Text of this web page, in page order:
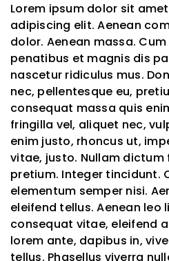
Lorem ipsum dolor sit
adipiscing elit. Aenean
dolor. Aenean massa.
penatibus et magnis dis
nascetur ridiculus mus.
nec, pellentesque eu,
consequat massa quis
fringilla vel, aliquet nec,
enim justo, rhoncus ut,
vitae, justo. Nullam dictum
pretium. Integer tincidunt.
elementum semper nisi.
eleifend tellus. Aenean leo
consequat vitae, eleifend
lorem ante, dapibus in,
tellus. Phasellus viverra